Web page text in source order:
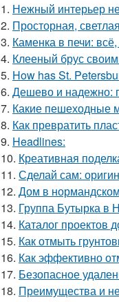
1. Нежный интерьер
2. Просторная,
3. Каменка в печи:
4. Клееный брус
5. How has St.
6. Дешево и надежно:
7. Какие пешеходные
8. Как превратить
9. Headlines:
10. Креативная
11. Сделай сам:
12. Дом в
13. Группа Бутырка в
14. Каталог проектов
15. Как отмыть
16. Как эффективно
17. Безопасное
18. Преимущества и